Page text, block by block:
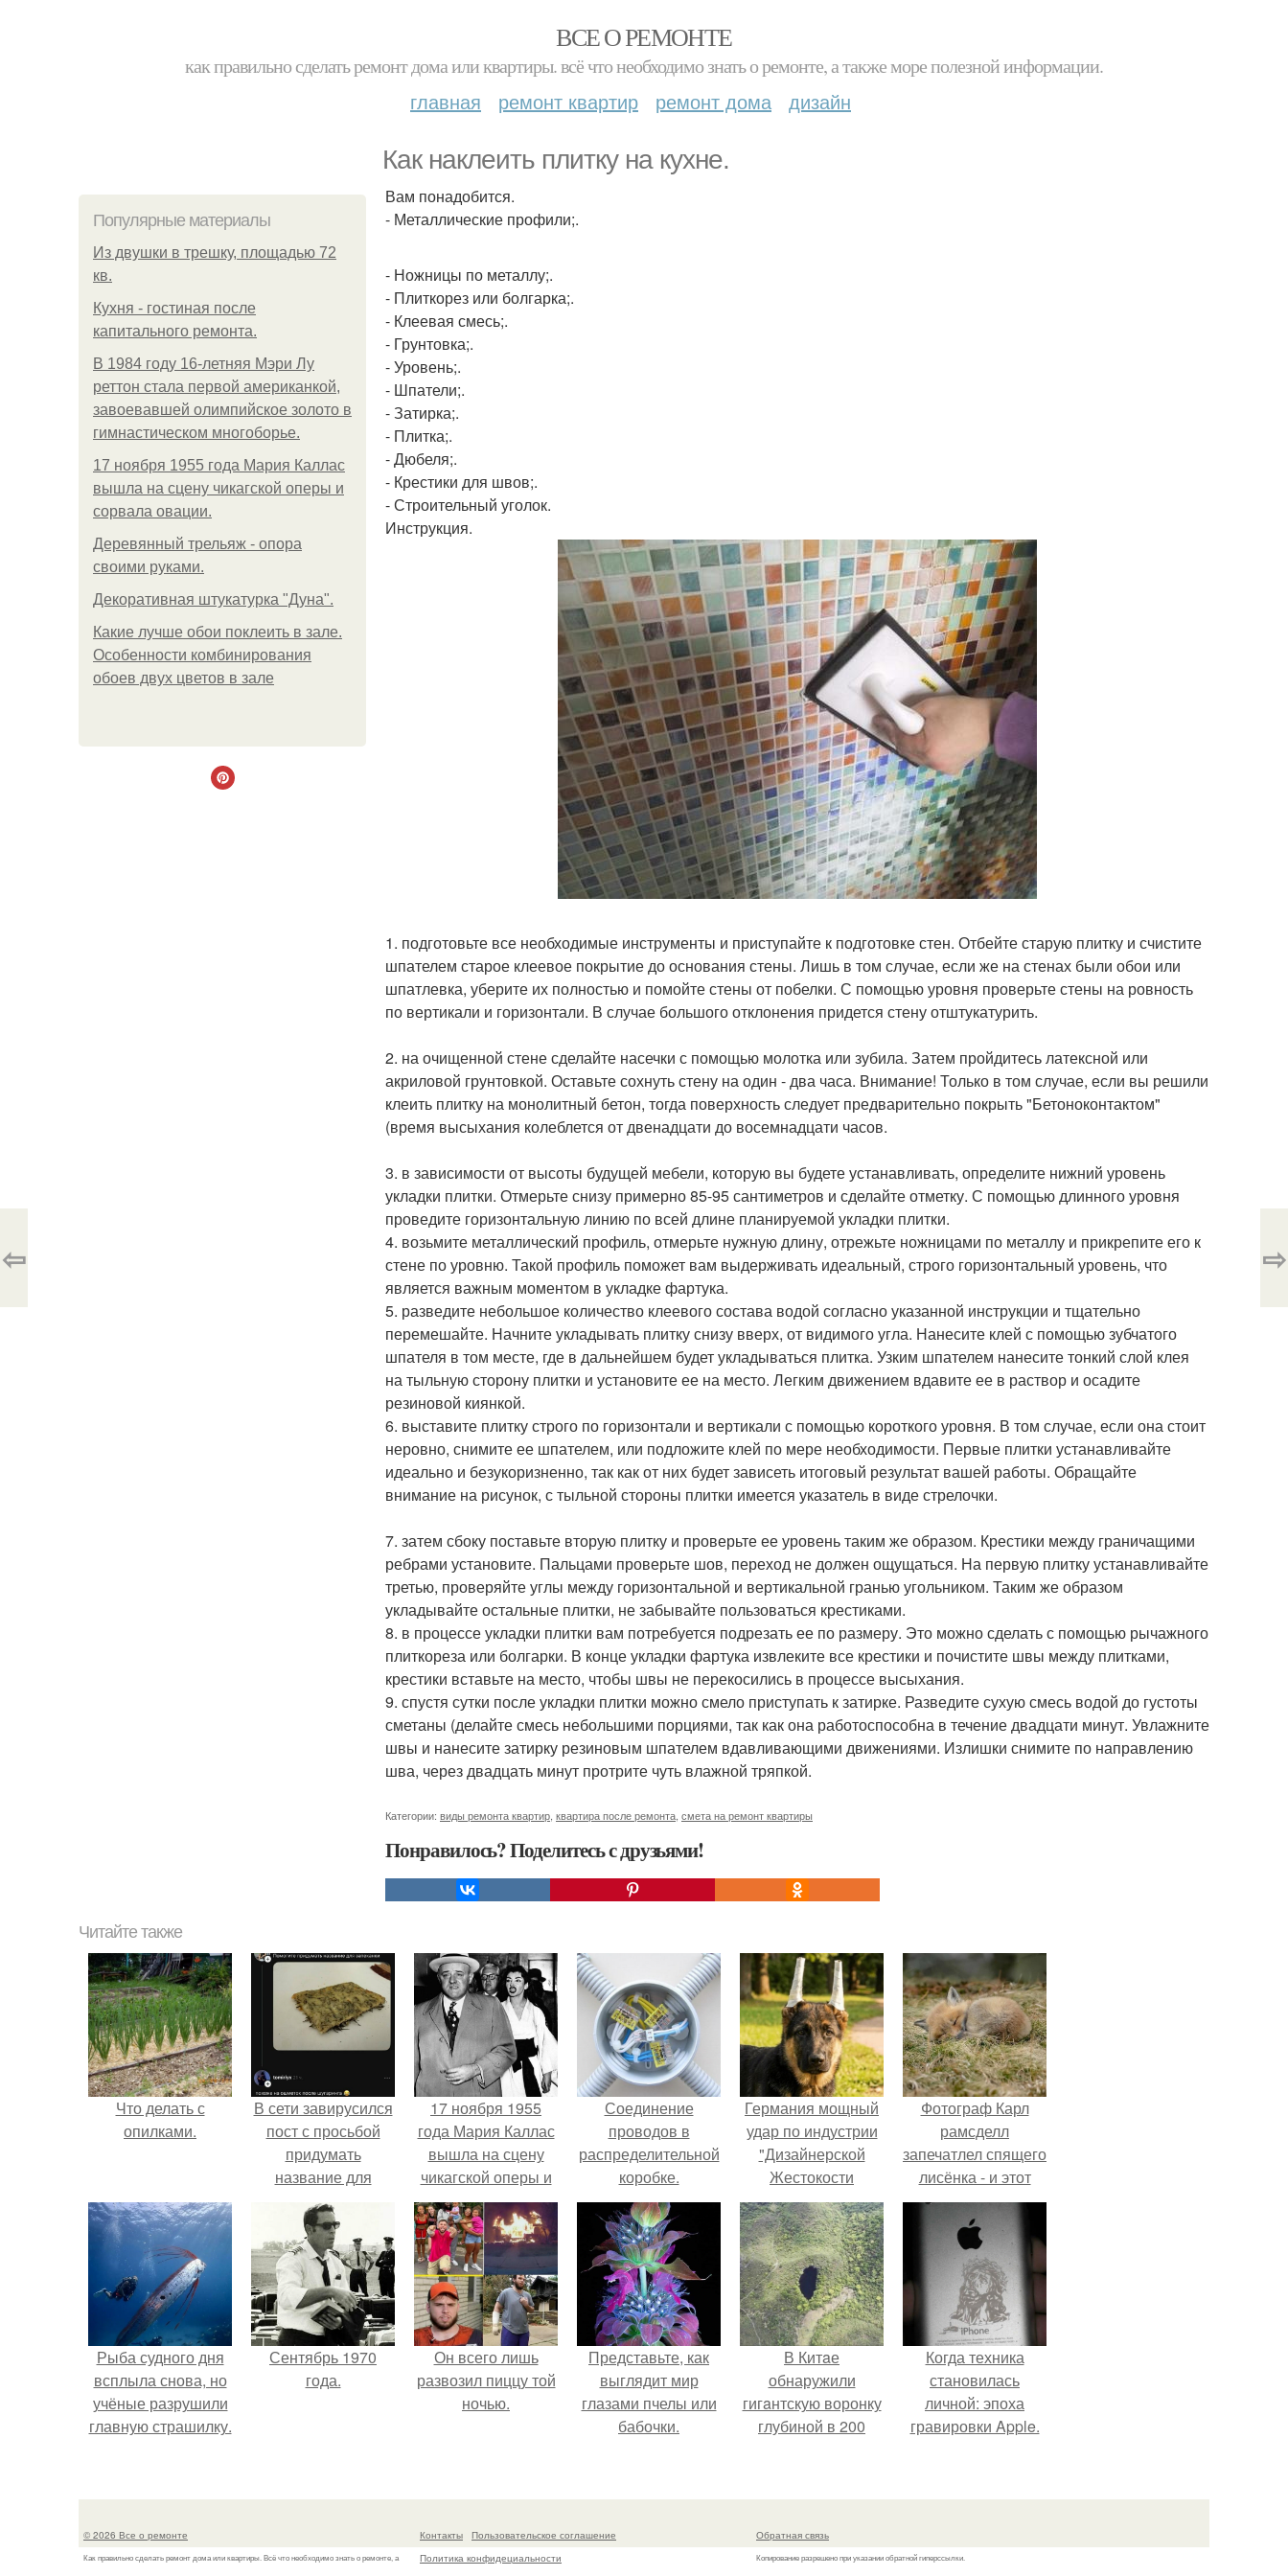
ВСЕ О РЕМОНТЕ
как правильно сделать ремонт дома или квартиры. всё что необходимо знать о ремонте, а также море полезной информации.
главная ремонт квартир ремонт дома дизайн
Как наклеить плитку на кухне.
Популярные материалы
Из двушки в трешку, площадью 72
кв.
Кухня - гостиная после
капитального ремонта.
В 1984 году 16-летняя Мэри Лу
реттон стала первой американкой,
завоевавшей олимпийское золото в
гимнастическом многоборье.
17 ноября 1955 года Мария Каллас
вышла на сцену чикагской оперы и
сорвала овации.
Деревянный трельяж - опора
своими руками.
Декоративная штукатурка "Дуна".
Какие лучше обои поклеить в зале.
Особенности комбинирования
обоев двух цветов в зале
Вам понадобится.
- Металлические профили;.
- Ножницы по металлу;.
- Плиткорез или болгарка;.
- Клеевая смесь;.
- Грунтовка;.
- Уровень;.
- Шпатели;.
- Затирка;.
- Плитка;.
- Дюбеля;.
- Крестики для швов;.
- Строительный уголок.
Инструкция.
1. подготовьте все необходимые инструменты и приступайте к подготовке стен. Отбейте старую плитку и счистите
шпателем старое клеевое покрытие до основания стены. Лишь в том случае, если же на стенах были обои или
шпатлевка, уберите их полностью и помойте стены от побелки. С помощью уровня проверьте стены на ровность
по вертикали и горизонтали. В случае большого отклонения придется стену отштукатурить.
2. на очищенной стене сделайте насечки с помощью молотка или зубила. Затем пройдитесь латексной или
акриловой грунтовкой. Оставьте сохнуть стену на один - два часа. Внимание! Только в том случае, если вы решили
клеить плитку на монолитный бетон, тогда поверхность следует предварительно покрыть "Бетоноконтактом"
(время высыхания колеблется от двенадцати до восемнадцати часов.
3. в зависимости от высоты будущей мебели, которую вы будете устанавливать, определите нижний уровень
укладки плитки. Отмерьте снизу примерно 85-95 сантиметров и сделайте отметку. С помощью длинного уровня
проведите горизонтальную линию по всей длине планируемой укладки плитки.
4. возьмите металлический профиль, отмерьте нужную длину, отрежьте ножницами по металлу и прикрепите его к
стене по уровню. Такой профиль поможет вам выдерживать идеальный, строго горизонтальный уровень, что
является важным моментом в укладке фартука.
5. разведите небольшое количество клеевого состава водой согласно указанной инструкции и тщательно
перемешайте. Начните укладывать плитку снизу вверх, от видимого угла. Нанесите клей с помощью зубчатого
шпателя в том месте, где в дальнейшем будет укладываться плитка. Узким шпателем нанесите тонкий слой клея
на тыльную сторону плитки и установите ее на место. Легким движением вдавите ее в раствор и осадите
резиновой киянкой.
6. выставите плитку строго по горизонтали и вертикали с помощью короткого уровня. В том случае, если она стоит
неровно, снимите ее шпателем, или подложите клей по мере необходимости. Первые плитки устанавливайте
идеально и безукоризненно, так как от них будет зависеть итоговый результат вашей работы. Обращайте
внимание на рисунок, с тыльной стороны плитки имеется указатель в виде стрелочки.
7. затем сбоку поставьте вторую плитку и проверьте ее уровень таким же образом. Крестики между граничащими
ребрами установите. Пальцами проверьте шов, переход не должен ощущаться. На первую плитку устанавливайте
третью, проверяйте углы между горизонтальной и вертикальной гранью угольником. Таким же образом
укладывайте остальные плитки, не забывайте пользоваться крестиками.
8. в процессе укладки плитки вам потребуется подрезать ее по размеру. Это можно сделать с помощью рычажного
плиткореза или болгарки. В конце укладки фартука извлеките все крестики и почистите швы между плитками,
крестики вставьте на место, чтобы швы не перекосились в процессе высыхания.
9. спустя сутки после укладки плитки можно смело приступать к затирке. Разведите сухую смесь водой до густоты
сметаны (делайте смесь небольшими порциями, так как она работоспособна в течение двадцати минут. Увлажните
швы и нанесите затирку резиновым шпателем вдавливающими движениями. Излишки снимите по направлению
шва, через двадцать минут протрите чуть влажной тряпкой.
Категории: виды ремонта квартир квартира после ремонта смета на ремонт квартиры
Понравилось? Поделитесь с друзьями!
⇦ ⇨
Читайте также
Что делать с
опилками.
В сети завирусился
пост с просьбой
придумать
название для
домашней
запеканки.
17 ноября 1955
года Мария Каллас
вышла на сцену
чикагской оперы и
сорвала овации.
Соединение
проводов в
распределительной
коробке.
Германия мощный
удар по индустрии
"Дизайнерской
Жестокости
нанесла".
Фотограф Карл
рамсделл
запечатлел спящего
лисёнка - и этот
кадр способен
растопить даже
самое суровое
сердце.
Рыба судного дня
всплыла снова, но
учёные разрушили
главную страшилку.
Сентябрь 1970
года.
Он всего лишь
развозил пиццу той
ночью.
Представьте, как
выглядит мир
глазами пчелы или
бабочки.
В Китaе
обнаружили
гигaнтскую воронку
глубиной в 200
лесом внутри.
Когда техника
становилась
личной: эпоха
гравировки Apple.
© 2026 Все о ремонте
Как правильно сделать ремонт дома или квартиры. Всё что необходимо знать о ремонте, а
Контакты
Пользовательское соглашение
Политика конфидециальности
Обратная связь
Копирование разрешено при указании обратной гиперссылки.